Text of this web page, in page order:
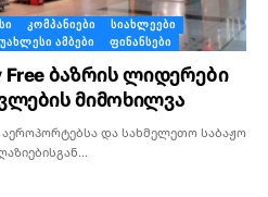
ᲙᲝᲛᲞᲐᲜᲘᲔᲑᲘ
ᲡᲘᲐᲮᲚᲔᲔᲑᲘ
ᲣᲐᲮᲚᲔᲡᲘ ᲐᲛᲑᲔᲑᲘ ᲤᲘᲜᲐᲜᲡᲔᲑᲘ
ბაზრის ლიდერები
მიმოხილვა
აეროპორტებსა და სახმელეთო საბაჟო